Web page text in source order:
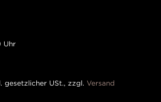
Uhr
gesetzlicher USt., zzgl. Versand